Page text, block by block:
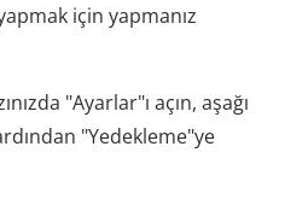
için yapmanız
"Ayarlar"ı açın, aşağı
"Yedekleme"ye